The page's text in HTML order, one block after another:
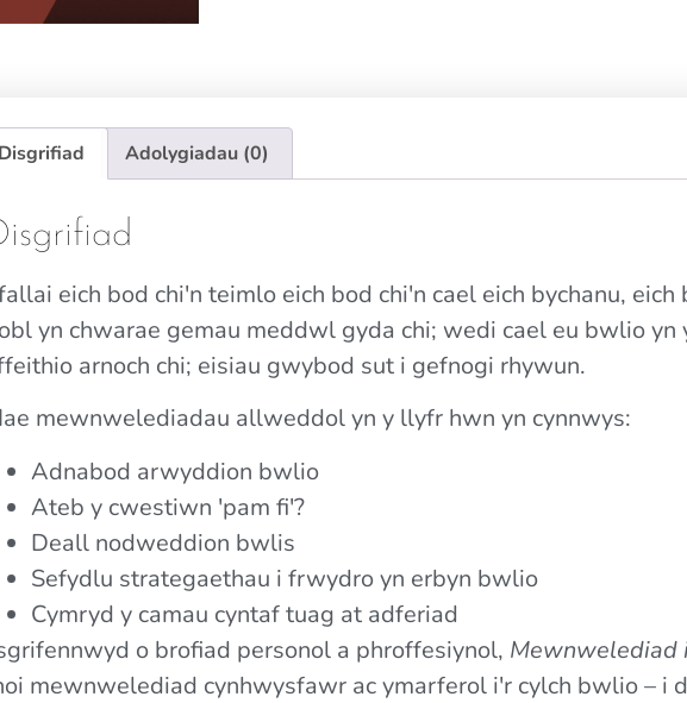
Disgrifiad Adolygiadau (0)
eich bod chi'n teimlo eich bod chi'n cael eich bychanu, eich
yn chwarae gemau meddwl gyda chi; wedi cael eu bwlio yn
arnoch chi; eisiau gwybod sut i gefnogi rhywun.
mewnwelediadau allweddol yn y llyfr hwn yn cynnwys:
Adnabod arwyddion bwlio
Ateb y cwestiwn 'pam fi'?
Deall nodweddion bwlis
Sefydlu strategaethau i frwydro yn erbyn bwlio
Cymryd y camau cyntaf tuag at adferiad
o brofiad personol a phroffesiynol, Mewnwelediad
mewnwelediad cynhwysfawr ac ymarferol i'r cylch bwlio – i